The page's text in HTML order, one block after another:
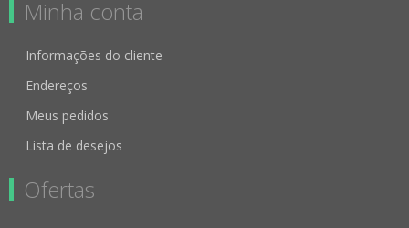
Minha conta
Informações do cliente
Endereços
Meus pedidos
Lista de desejos
Ofertas